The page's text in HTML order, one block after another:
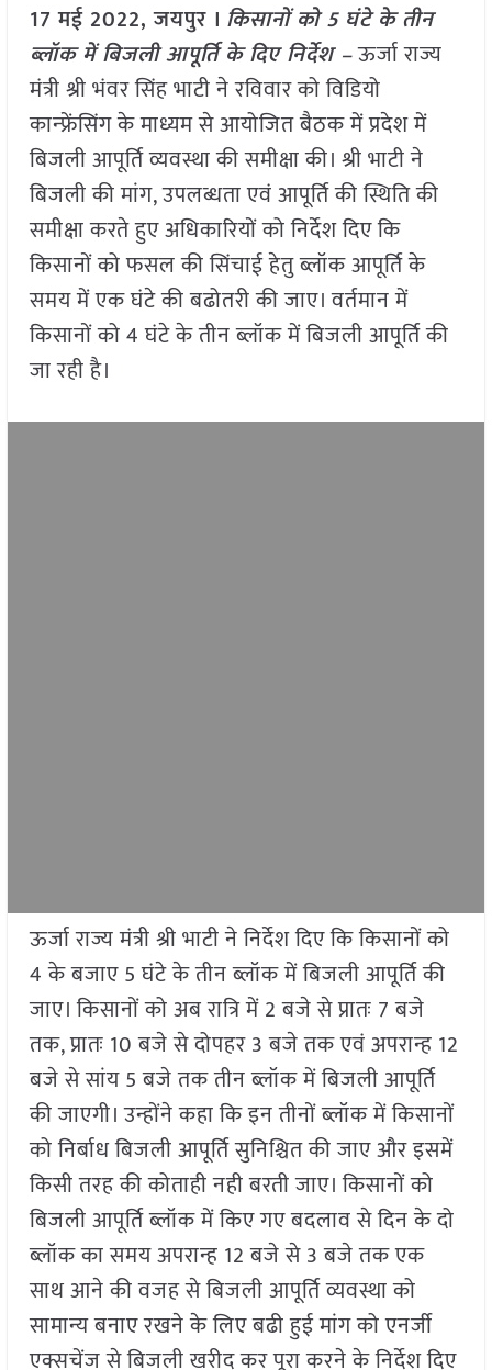
17 मई 2022, जयपुर । किसानों को 5 घंटे के तीन
ब्लॉक में बिजली आपूर्ति के दिए निर्देश –ऊर्जा राज्य
मंत्री श्री भंवर सिंह भाटी ने रविवार को विडियो
कान्फ्रेंसिंग के माध्यम से आयोजित बैठक में प्रदेश में
बिजली आपूर्ति व्यवस्था की समीक्षा की। श्री भाटी ने
बिजली की मांग, उपलब्धता एवं आपूर्ति की स्थिति की
समीक्षा करते हुए अधिकारियों को निर्देश दिए कि
किसानों को फसल की सिंचाई हेतु ब्लॉक आपूर्ति के
समय में एक घंटे की बढोतरी की जाए। वर्तमान में
किसानों को 4 घंटे के तीन ब्लॉक में बिजली आपूर्ति की
जा रही है।
ऊर्जा राज्य मंत्री श्री भाटी ने निर्देश दिए कि किसानों को
4 के बजाए 5 घंटे के तीन ब्लॉक में बिजली आपूर्ति की
जाए। किसानों को अब रात्रि में 2 बजे से प्रातः 7 बजे
तक, प्रातः 10 बजे से दोपहर 3 बजे तक एवं अपरान्ह 12
बजे से सांय 5 बजे तक तीन ब्लॉक में बिजली आपूर्ति
की जाएगी। उन्होंने कहा कि इन तीनों ब्लॉक में किसानों
को निर्बाध बिजली आपूर्ति सुनिश्चित की जाए और इसमें
किसी तरह की कोताही नही बरती जाए। किसानों को
बिजली आपूर्ति ब्लॉक में किए गए बदलाव से दिन के दो
ब्लॉक का समय अपरान्ह 12 बजे से 3 बजे तक एक
साथ आने की वजह से बिजली आपूर्ति व्यवस्था को
सामान्य बनाए रखने के लिए बढी हुई मांग को एनर्जी
एक्सचेंज से बिजली खरीद कर पूरा करने के निर्देश दिए